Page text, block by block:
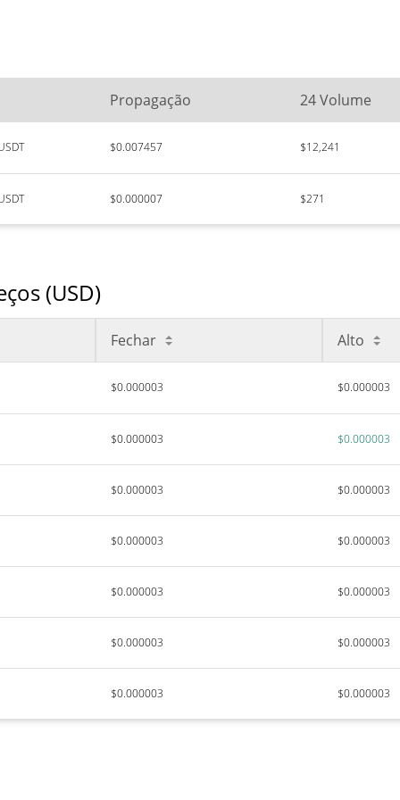
Propagação 24 Volume
$0.007457 $12,241
$0.000007 $271
(USD)
Fechar Alto
$0.000003 $0.000003
$0.000003 $0.000003
$0.000003 $0.000003
$0.000003 $0.000003
$0.000003 $0.000003
$0.000003 $0.000003
$0.000003 $0.000003